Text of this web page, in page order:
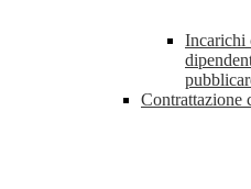
Incarichi
Contrattazione